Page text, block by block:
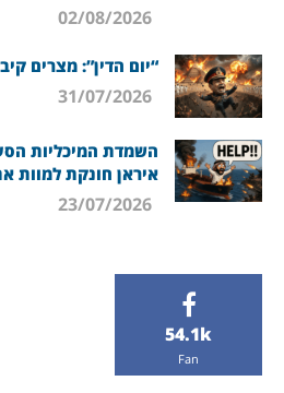
“יום הדין”: מצרים
השמדת המיכליות
איראן חונקת למוות
54.1k
Fan